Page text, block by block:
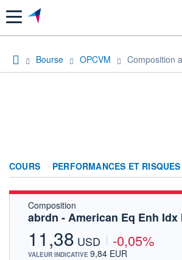
Menu
Bourse OPCVM Composition
COURS PERFORMANCES ET RISQUES
Composition
abrdn - American Eq Enh Idx
11,38 USD -0,05%
VALEUR INDICATIVE 9,84 EUR